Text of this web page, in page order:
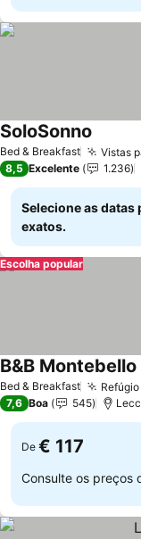
Bed & Breakfast Vistas
SoloSonno
8,5 Excelente 1.236
Selecione as datas
exatos.
Escolha popular
Bed & Breakfast
B&B Montebello
7,6 Boa 545
De € 117
Consulte os preços